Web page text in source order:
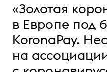
«Золотая
в Европе под
KoronaPay.
на